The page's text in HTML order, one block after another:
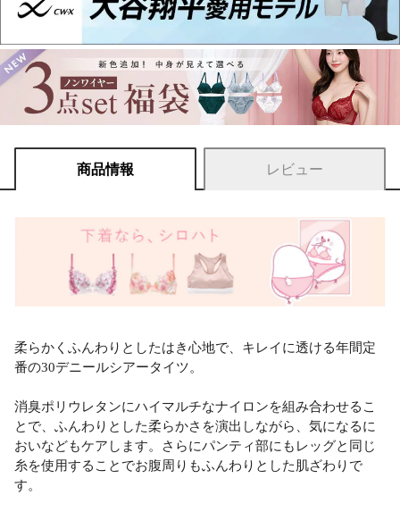
商品情報 レビュー
柔らかくふんわりとしたはき心地で、キレイに透ける年間定
番の30デニールシアータイツ。
消臭ポリウレタンにハイマルチなナイロンを組み合わせるこ
とで、ふんわりとした柔らかさを演出しながら、気になるに
おいなどもケアします。さらにパンティ部にもレッグと同じ
糸を使用することでお腹周りもふんわりとした肌ざわりで
す。